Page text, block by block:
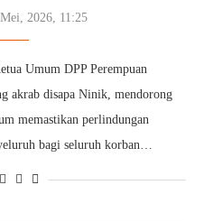
2026, 11:25
Umum DPP Perempuan
akrab disapa Ninik, mendorong
memastikan perlindungan
bagi seluruh korban…